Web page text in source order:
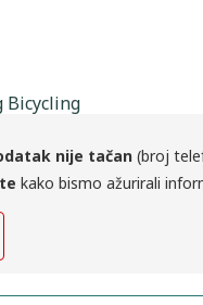
Bicycling
nije tačan (broj
kako bismo ažurirali